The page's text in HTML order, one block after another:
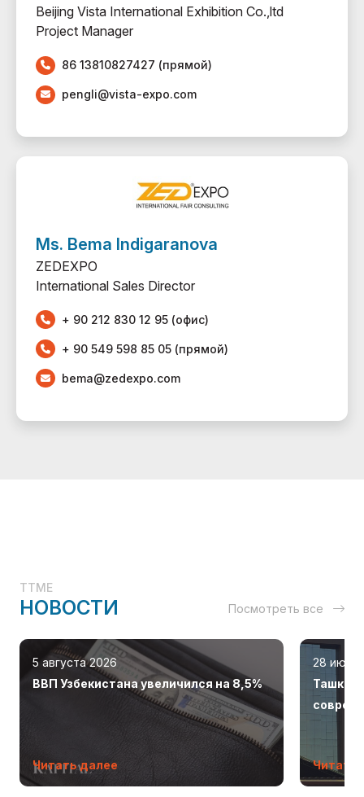
Beijing Vista International Exhibition Co.,ltd
Project Manager
86 13810827427 (прямой)
pengli@vista-expo.com
Ms. Bema Indigaranova
ZEDEXPO
International Sales Director
+ 90 212 830 12 95 (офис)
+ 90 549 598 85 05 (прямой)
bema@zedexpo.com
TTME
НОВОСТИ Посмотреть все
5 августа 2026
ВВП Узбекистана увеличился на 8,5%
Читать далее
28 июля
Читать